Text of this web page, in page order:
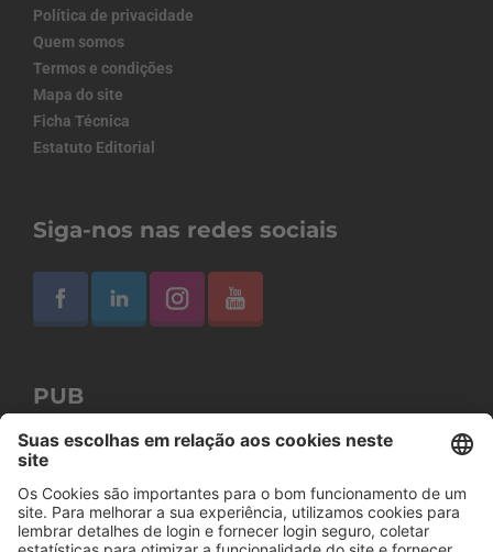
Política de privacidade
Quem somos
Termos e condições
Mapa do site
Ficha Técnica
Estatuto Editorial
Siga-nos nas redes sociais
PUB